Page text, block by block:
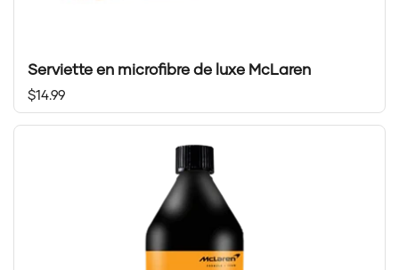
Serviette en microfibre de luxe McLaren
Prix régulier
$14.99